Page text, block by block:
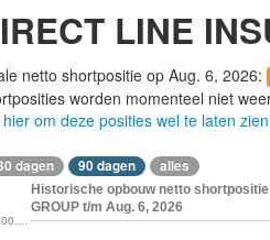
LINE
netto shortpositie op Aug. 6, 2026:
worden momenteel niet
hier om deze posities wel te laten zien
dagen 90 dagen alles
Historische opbouw netto
GROUP t/m Aug. 6, 2026